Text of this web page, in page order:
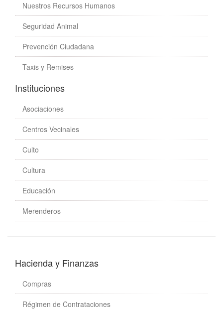
Nuestros Recursos Humanos
Seguridad Animal
Prevención Ciudadana
Taxis y Remises
Instituciones
Asociaciones
Centros Vecinales
Culto
Cultura
Educación
Merenderos
Hacienda y Finanzas
Compras
Régimen de Contrataciones